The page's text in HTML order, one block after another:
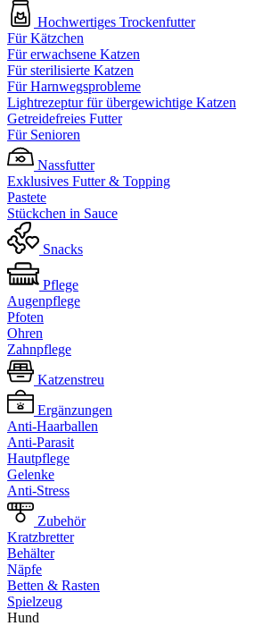
Hochwertiges Trockenfutter
Für Kätzchen
Für erwachsene Katzen
Für sterilisierte Katzen
Für Harnwegsprobleme
Lightrezeptur für übergewichtige Katzen
Getreidefreies Futter
Für Senioren
Nassfutter
Exklusives Futter & Topping
Pastete
Stückchen in Sauce
Snacks
Pflege
Augenpflege
Pfoten
Ohren
Zahnpflege
Katzenstreu
Ergänzungen
Anti-Haarballen
Anti-Parasit
Hautpflege
Gelenke
Anti-Stress
Zubehör
Kratzbretter
Behälter
Näpfe
Betten & Rasten
Spielzeug
Hund